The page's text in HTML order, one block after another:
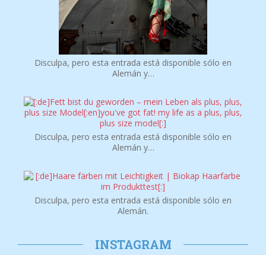
Disculpa, pero esta entrada está disponible sólo en
Alemán y…
Disculpa, pero esta entrada está disponible sólo en
Alemán y…
Disculpa, pero esta entrada está disponible sólo en
Alemán.
INSTAGRAM